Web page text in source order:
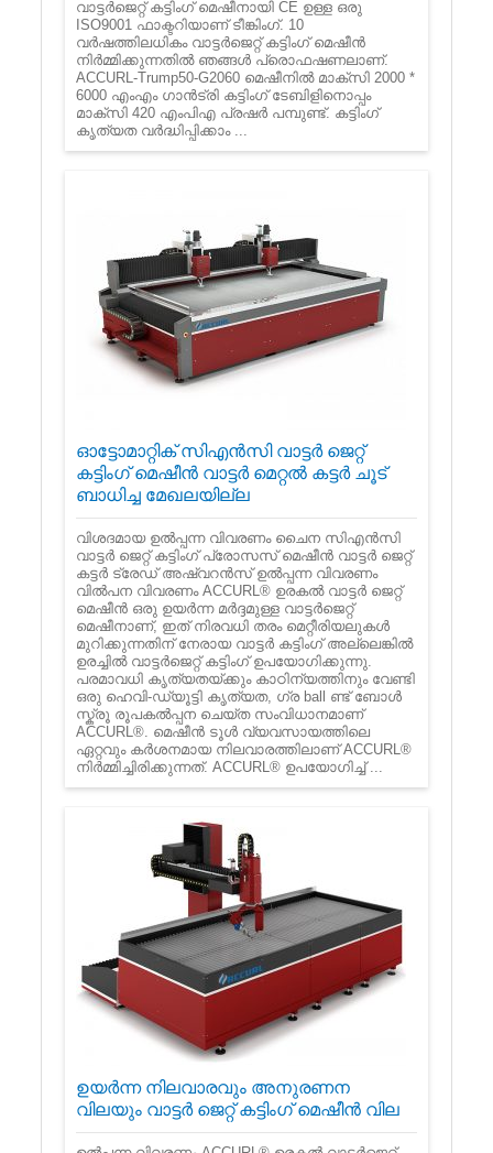
വാട്ടർജെറ്റ് കട്ടിംഗ് മെഷീനായി CE ഉള്ള ഒരു
ISO9001 ഫാക്ടറിയാണ് ടീങ്കിംഗ്. 10
വർഷത്തിലധികം വാട്ടർജെറ്റ് കട്ടിംഗ് മെഷീൻ
നിർമ്മിക്കുന്നതിൽ ഞങ്ങൾ പ്രൊഫഷണലാണ്.
ACCURL-Trump50-G2060 മെഷീനിൽ മാക്സി 2000 *
6000 എംഎം ഗാൻട്രി കട്ടിംഗ് ടേബിളിനൊപ്പം
മാക്സി 420 എം‌പി‌എ പ്രഷർ പമ്പുണ്ട്. കട്ടിംഗ്
കൃത്യത വർദ്ധിപ്പിക്കാം ...
ഓട്ടോമാറ്റിക് സി‌എൻ‌സി വാട്ടർ ജെറ്റ്
കട്ടിംഗ് മെഷീൻ വാട്ടർ മെറ്റൽ കട്ടർ ചൂട്
ബാധിച്ച മേഖലയില്ല
വിശദമായ ഉൽ‌പ്പന്ന വിവരണം ചൈന സി‌എൻ‌സി
വാട്ടർ ജെറ്റ് കട്ടിംഗ് പ്രോസസ് മെഷീൻ വാട്ടർ ജെറ്റ്
കട്ടർ ട്രേഡ് അഷ്വറൻസ് ഉൽ‌പ്പന്ന വിവരണം
വിൽ‌പന വിവരണം ACCURL® ഉരകൽ‌ വാട്ടർ ജെറ്റ്
മെഷീൻ ഒരു ഉയർന്ന മർദ്ദമുള്ള വാട്ടർ‌ജെറ്റ്
മെഷീനാണ്, ഇത് നിരവധി തരം മെറ്റീരിയലുകൾ‌
മുറിക്കുന്നതിന് നേരായ വാട്ടർ‌ കട്ടിംഗ് അല്ലെങ്കിൽ‌
ഉരച്ചിൽ‌ വാട്ടർ‌ജെറ്റ് കട്ടിംഗ് ഉപയോഗിക്കുന്നു.
പരമാവധി കൃത്യതയ്ക്കും കാഠിന്യത്തിനും വേണ്ടി
ഒരു ഹെവി-ഡ്യൂട്ടി കൃത്യത, ഗ്ര ball ണ്ട് ബോൾ
സ്ക്രൂ രൂപകൽപ്പന ചെയ്ത സംവിധാനമാണ്
ACCURL®. മെഷീൻ ടൂൾ വ്യവസായത്തിലെ
ഏറ്റവും കർശനമായ നിലവാരത്തിലാണ് ACCURL®
നിർമ്മിച്ചിരിക്കുന്നത്. ACCURL® ഉപയോഗിച്ച് ...
ഉയർന്ന നിലവാരവും അനുരണന
വിലയും വാട്ടർ ജെറ്റ് കട്ടിംഗ് മെഷീൻ വില